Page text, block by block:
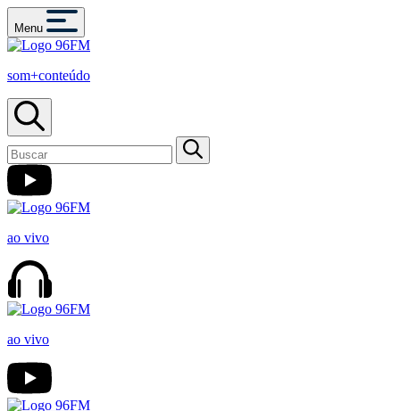
Menu
som+conteúdo
ao vivo
ao vivo